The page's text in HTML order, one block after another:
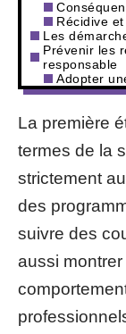
Récidive
Les
Prévenir les
responsable
Adopter
La première
termes de la
strictement
des
suivre des
aussi